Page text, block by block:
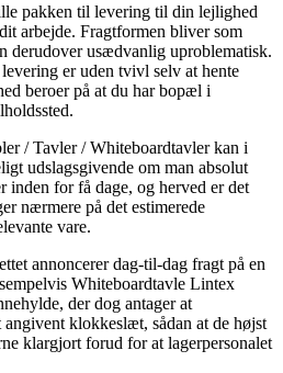
pakken til levering til din lejlighed
arbejde. Fragtformen bliver som
derudover usædvanlig uproblematisk.
er uden tvivl selv at hente
beroer på at du har bopæl i
/ Tavler / Whiteboardtavler kan i
udslagsgivende om man absolut
inden for få dage, og herved er det
nærmere på det estimerede
vare.
annoncerer dag-til-dag fragt på en
Whiteboardtavle Lintex
der dog antager at
klokkeslæt, sådan at de højst
klargjort forud for at lagerpersonalet